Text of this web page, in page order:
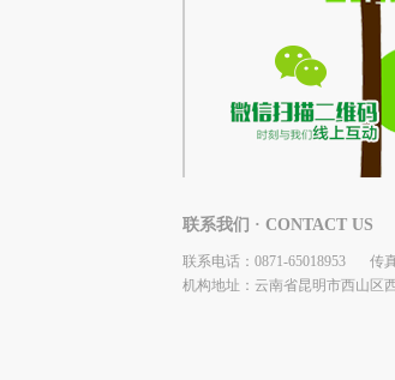
联系我们 · CONTACT US
联系电话：0871-65018953
传
机构地址：云南省昆明市西山区